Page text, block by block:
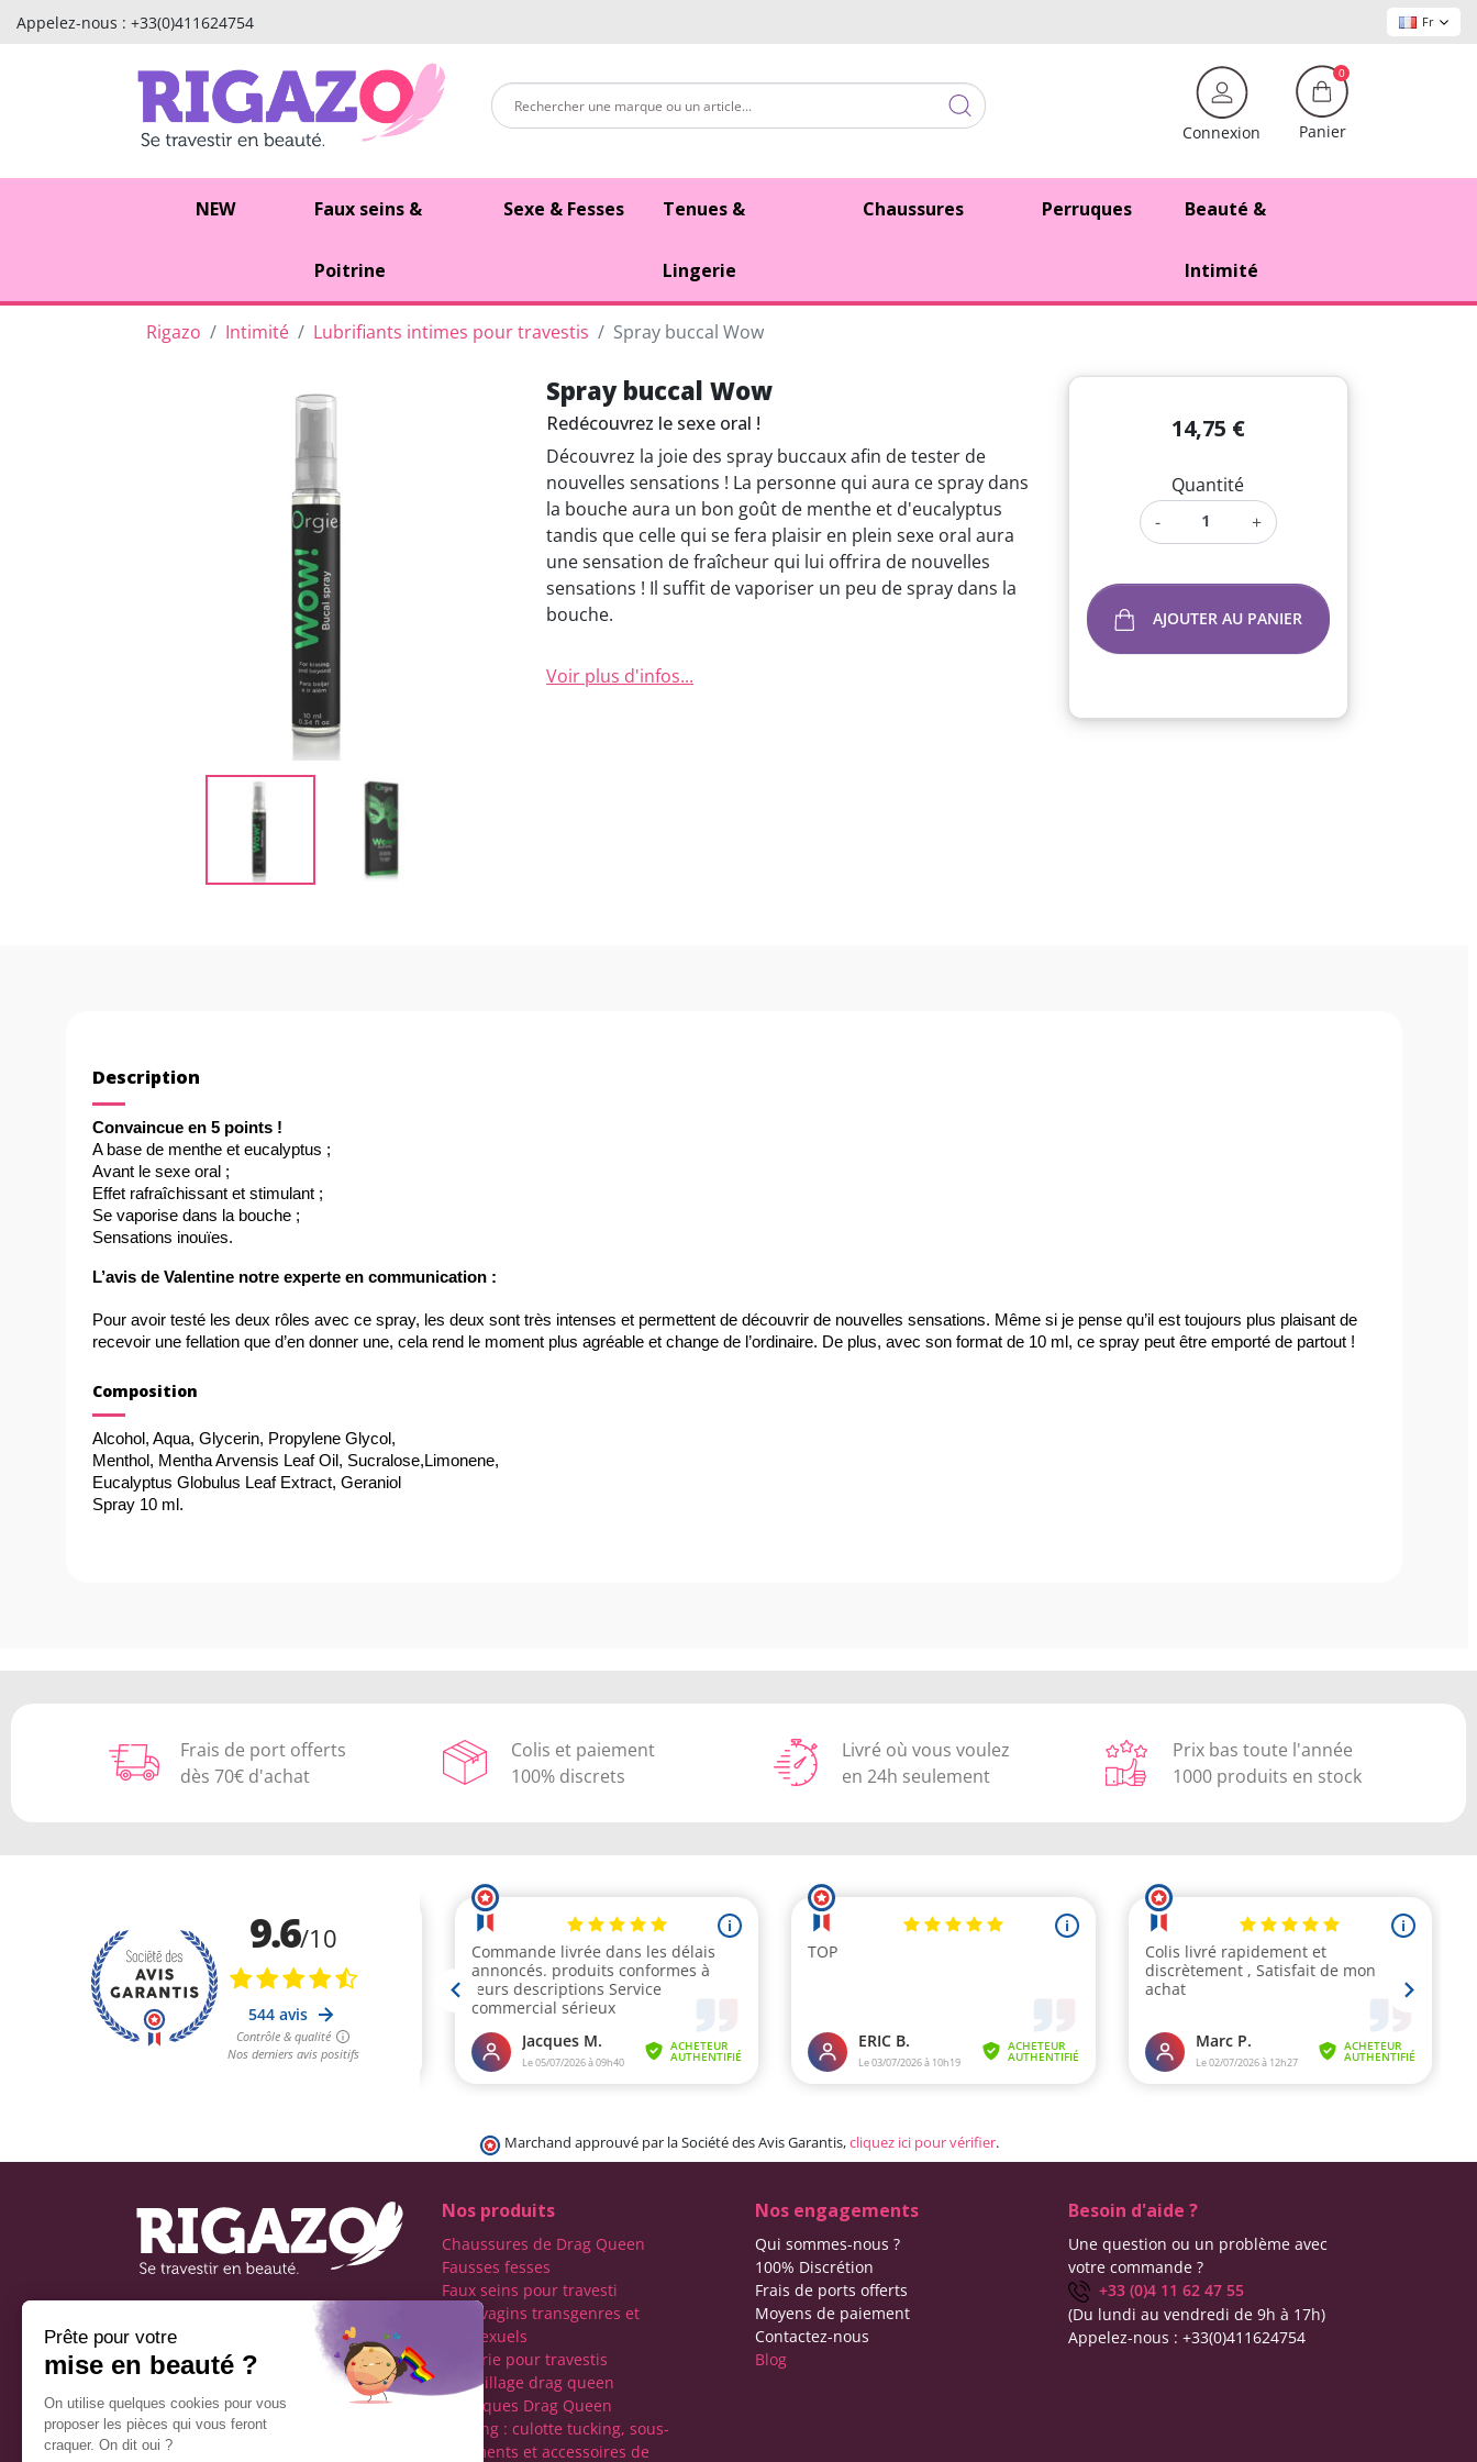
Appelez-nous : +33(0)411624754 Fr
Connexion
0
Panier
NEW Faux seins &
Poitrine
Sexe & Fesses Tenues &
Lingerie
Chaussures Perruques Beauté &
Intimité
Rigazo Intimité Lubrifiants intimes pour travestis Spray buccal Wow
Spray buccal Wow
Redécouvrez le sexe oral !
Découvrez la joie des spray buccaux afin de tester de
nouvelles sensations ! La personne qui aura ce spray dans
la bouche aura un bon goût de menthe et d'eucalyptus
tandis que celle qui se fera plaisir en plein sexe oral aura
une sensation de fraîcheur qui lui offrira de nouvelles
sensations ! Il suffit de vaporiser un peu de spray dans la
bouche.
Voir plus d'infos...
14,75 €
Quantité
-
+
AJOUTER AU PANIER
Description
Convaincue en 5 points !
A base de menthe et eucalyptus ;
Avant le sexe oral ;
Effet rafraîchissant et stimulant ;
Se vaporise dans la bouche ;
Sensations inouïes.
L’avis de Valentine notre experte en communication :
Pour avoir testé les deux rôles avec ce spray, les deux sont très intenses et permettent de découvrir de nouvelles sensations. Même si je pense qu’il est toujours plus plaisant de
recevoir une fellation que d’en donner une, cela rend le moment plus agréable et change de l’ordinaire. De plus, avec son format de 10 ml, ce spray peut être emporté de partout !
Composition
Alcohol, Aqua, Glycerin, Propylene Glycol,
Menthol, Mentha Arvensis Leaf Oil, Sucralose,Limonene,
Eucalyptus Globulus Leaf Extract, Geraniol
Spray 10 ml.
Frais de port offerts
dès 70€ d'achat
Colis et paiement
100% discrets
Livré où vous voulez
en 24h seulement
Prix bas toute l'année
1000 produits en stock
Marchand approuvé par la Société des Avis Garantis,cliquez ici pour vérifier.
française spécialisée dans
le travestissement de
Réseaux sociaux
Nos produits
Chaussures de Drag Queen
Fausses fesses
Faux seins pour travesti
Faux vagins transgenres et
transexuels
Lingerie pour travestis
Maquillage drag queen
Perruques Drag Queen
Tucking : culotte tucking, sous-
vêtements et accessoires de
Nos engagements
Qui sommes-nous ?
100% Discrétion
Frais de ports offerts
Moyens de paiement
Contactez-nous
Blog
Besoin d'aide ?
Une question ou un problème avec
votre commande ?
+33 (0)4 11 62 47 55
(Du lundi au vendredi de 9h à 17h)
Appelez-nous : +33(0)411624754